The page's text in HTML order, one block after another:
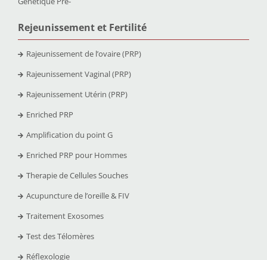
Rejeunissement et Fertilité
Rajeunissement de l’ovaire (PRP)
Rajeunissement Vaginal (PRP)
Rajeunissement Utérin (PRP)
Enriched PRP
Amplification du point G
Enriched PRP pour Hommes
Therapie de Cellules Souches
Acupuncture de l’oreille & FIV
Traitement Exosomes
Test des Télomères
Réflexologie